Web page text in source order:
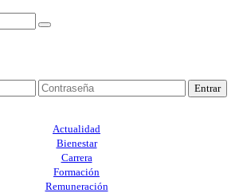
Entrar
Actualidad
Bienestar
Carrera
Formación
Remuneración